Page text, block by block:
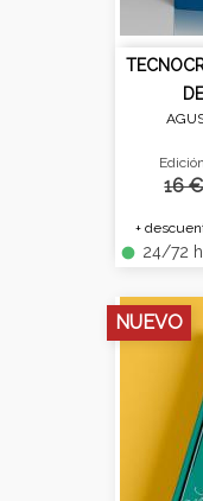
16 €
+
fiber_manual_record 24/72
NUEVO